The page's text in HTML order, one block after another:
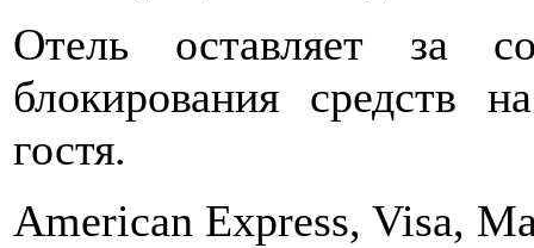
Отель оставляет за
блокирования средств
гостя.
American Express, Visa,